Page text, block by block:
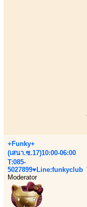
+Funky+
(เสนา.ซ.17)10:00-06:00
T:085-
5027899♥Line:funkyclub
Moderator